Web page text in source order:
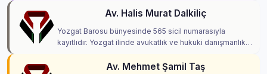
Av. Halis Murat Dalkiliç
Yozgat Barosu bünyesinde 565 sicil numarasıyla
kayıtlıdır. Yozgat ilinde avukatlık ve hukuki danışmanlık
Av. Mehmet Şamil Taş